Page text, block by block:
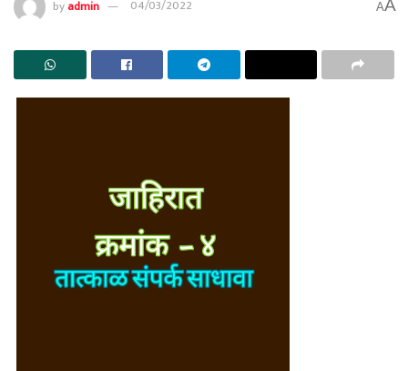
byadmin 04/03/2022 AA